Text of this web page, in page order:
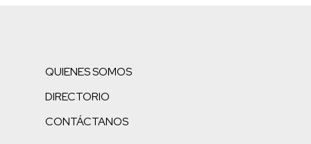
QUIENES SOMOS
DIRECTORIO
CONTÁCTANOS